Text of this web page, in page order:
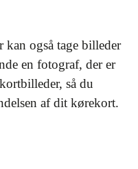
kan også tage billeder
en fotograf, der er
så du
af dit kørekort.